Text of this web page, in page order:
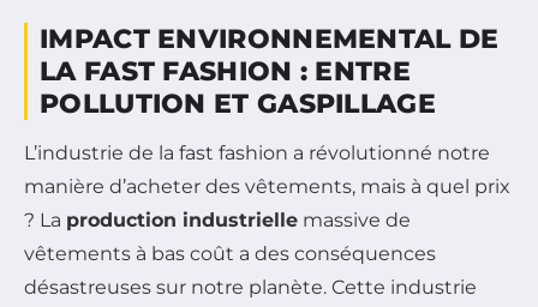
IMPACT ENVIRONNEMENTAL DE
LA FAST FASHION : ENTRE
POLLUTION ET GASPILLAGE
L’industrie de la fast fashion a révolutionné notre
manière d’acheter des vêtements, mais à quel prix
? La production industrielle massive de
vêtements à bas coût a des conséquences
désastreuses sur notre planète. Cette industrie